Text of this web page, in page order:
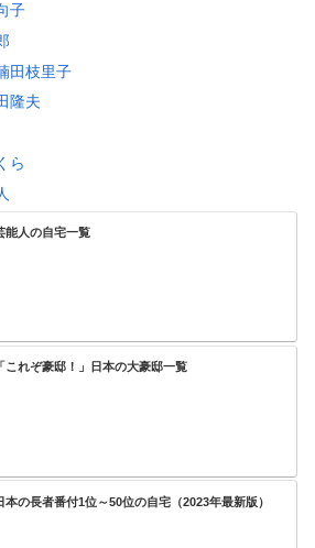
子
田枝里子
隆夫
ら
能人の自宅一覧
「これぞ豪邸！」日本の大豪邸一覧
本の長者番付1位～50位の自宅（2023年最新版）